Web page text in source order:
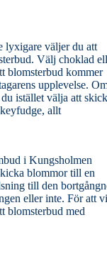
lyxigare väljer du att
Välj choklad
blomsterbud kommer
upplevelse.
istället välja att
allt
i Kungsholmen
blommor till en
till den
eller inte. För att
blomsterbud med